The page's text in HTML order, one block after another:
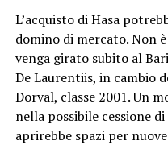
L’acquisto di Hasa
domino di mercato. Non
venga girato subito al
De Laurentiis, in cambio
Dorval, classe 2001. Un
nella possibile cessione
aprirebbe spazi per